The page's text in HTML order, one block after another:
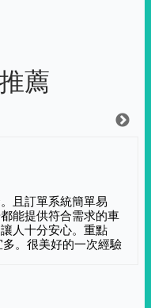
薦
且訂單系統簡單易
能提供符合需求的車
人十分安心。重點
。很美好的一次經驗